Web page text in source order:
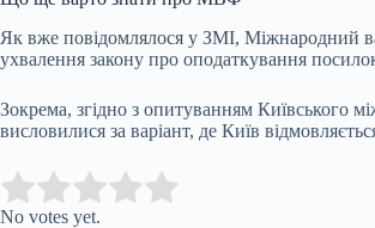
Як вже повідомлялося у ЗМІ, Міжнародний
ухвалення закону про оподаткування
Зокрема, згідно з опитуванням Київського
висловилися за варіант, де Київ
Rate this item:
No votes yet.